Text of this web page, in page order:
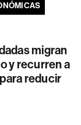
migran
y recurren a
reducir